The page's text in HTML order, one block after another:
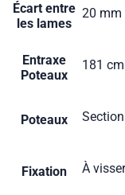
Écart entre
les lames
20 mm
Entraxe
Poteaux
181 cm
Poteaux
Fixation À